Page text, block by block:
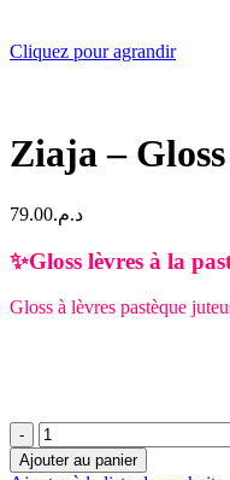
Cliquez pour agrandir
Ziaja –
د.م.79.00
✨Gloss lèvres à la
Gloss à lèvres pastèque
quantité
de
Ziaja
Ajouter au panier